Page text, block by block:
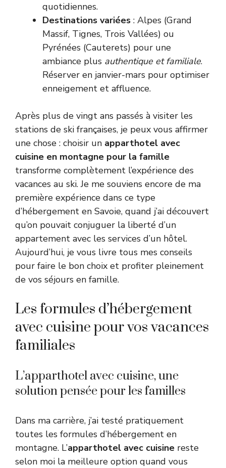
quotidiennes.
Destinations variées : Alpes (Grand
Massif, Tignes, Trois Vallées) ou
Pyrénées (Cauterets) pour une
ambiance plus authentique et familiale.
Réserver en janvier-mars pour optimiser
enneigement et affluence.
Après plus de vingt ans passés à visiter les
stations de ski françaises, je peux vous affirmer
une chose : choisir un apparthotel avec
cuisine en montagne pour la famille
transforme complètement l’expérience des
vacances au ski. Je me souviens encore de ma
première expérience dans ce type
d’hébergement en Savoie, quand j’ai découvert
qu’on pouvait conjuguer la liberté d’un
appartement avec les services d’un hôtel.
Aujourd’hui, je vous livre tous mes conseils
pour faire le bon choix et profiter pleinement
de vos séjours en famille.
Les formules d’hébergement
avec cuisine pour vos vacances
familiales
L’apparthotel avec cuisine, une
solution pensée pour les familles
Dans ma carrière, j’ai testé pratiquement
toutes les formules d’hébergement en
montagne. L’apparthotel avec cuisine reste
selon moi la meilleure option quand vous